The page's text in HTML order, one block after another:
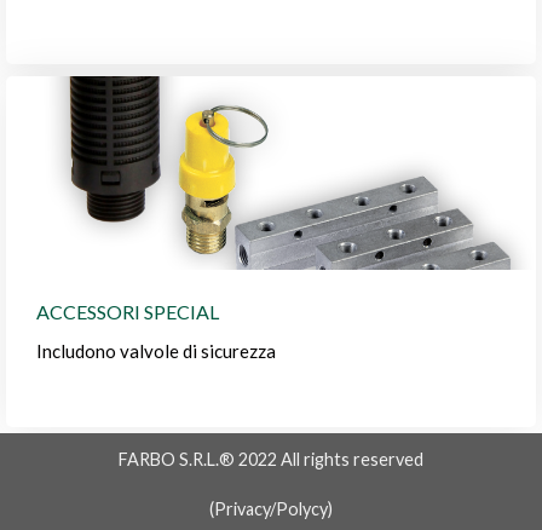
ACCESSORI SPECIAL
Includono valvole di sicurezza
FARBO S.R.L.® 2022 All rights reserved
(Privacy/Polycy)